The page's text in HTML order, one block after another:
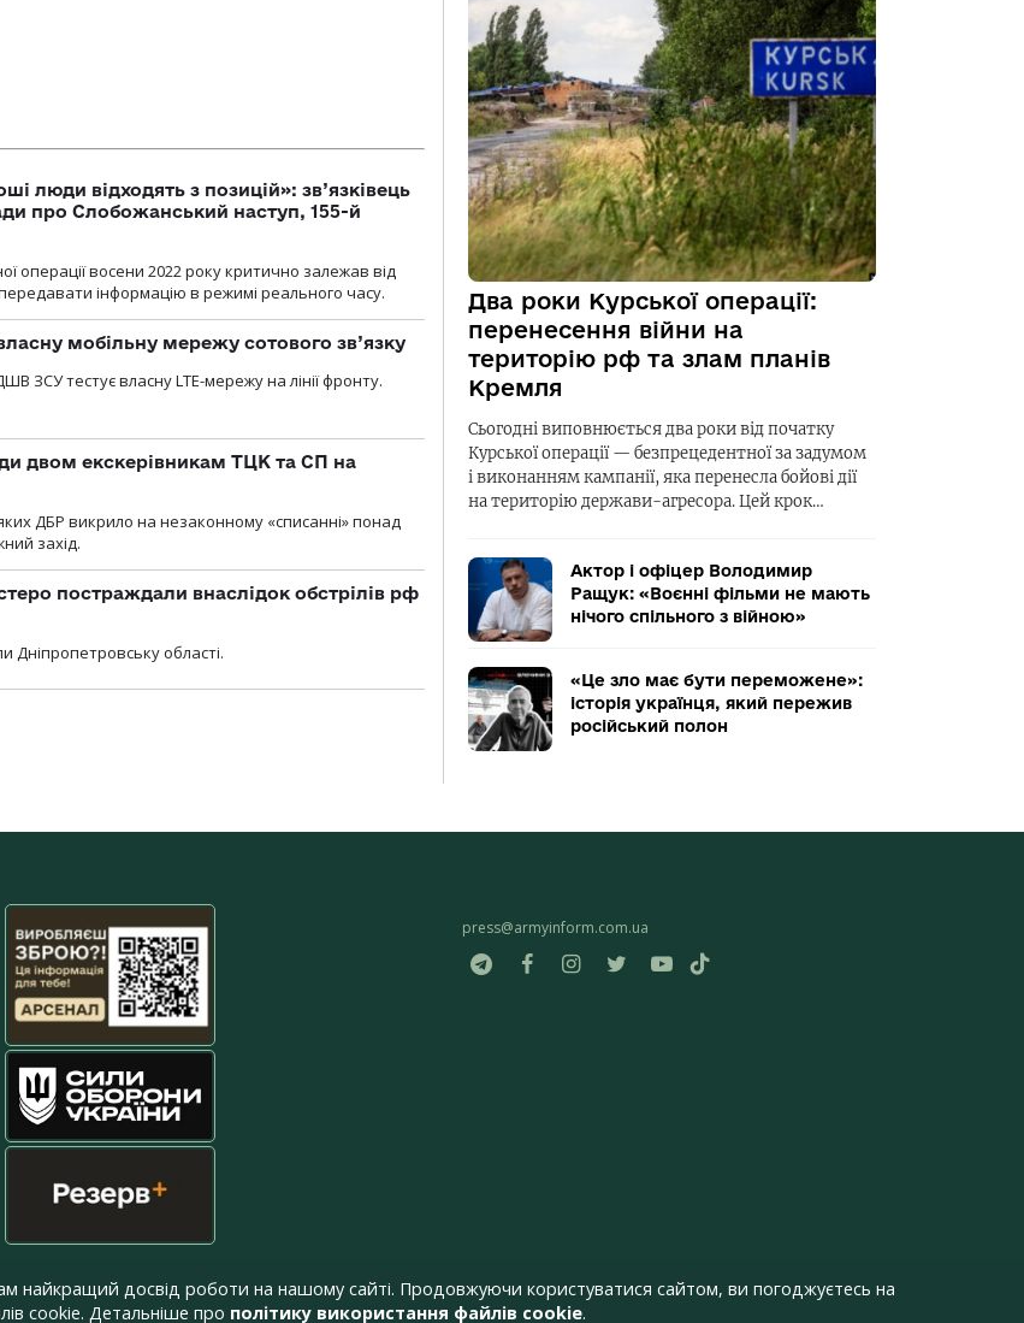
люди відходять з позицій»: зв’язківець
про Слобожанський наступ, 155-й
операції восени 2022 року критично залежав від
інформацію в режимі реального часу.
мобільну мережу сотового зв’язку
ЗСУ тестує власну LTE-мережу на лінії фронту.
двом екскерівникам ТЦК та СП на
ДБР викрило на незаконному «списанні» понад
захід.
постраждали внаслідок обстрілів рф
Дніпропетровську області.
Два роки Курської операції:
перенесення війни на
територію рф та злам планів
Кремля
Сьогодні виповнюється два роки від початку
Курської операції — безпрецедентної за задумом
і виконанням кампанії, яка перенесла бойові дії
на територію держави-агресора. Цей крок…
Актор і офіцер Володимир
Ращук: «Воєнні фільми не мають
нічого спільного з війною»
«Це зло має бути переможене»:
історія українця, який пережив
російський полон
press@armyinform.com.ua
найкращий досвід роботи на нашому сайті. Продовжуючи користуватися сайтом, ви погоджуєтесь на
cookie. Детальніше про політику використання файлів cookie.